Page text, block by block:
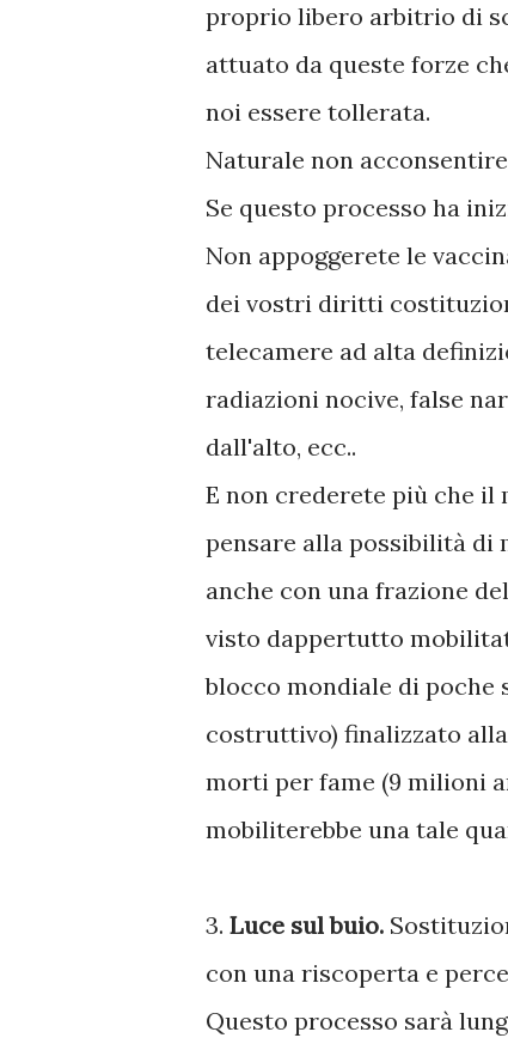
proprio libero arbitrio di
attuato da queste forze
noi essere tollerata.
Naturale non
Se questo processo ha
Non appoggerete le
dei vostri diritti
telecamere ad alta
radiazioni nocive, false
dall'alto, ecc..
E non crederete più che il
pensare alla possibilità di
anche con una frazione
visto dappertutto
blocco mondiale di poche
costruttivo) finalizzato
morti per fame (9 milioni
mobiliterebbe una tale
3. Luce sul buio.
con una riscoperta e
Questo processo sarà